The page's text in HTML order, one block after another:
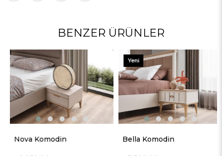
BENZER ÜRÜNLER
Nova Komodin Bella Komodin
Yeni
Ürün